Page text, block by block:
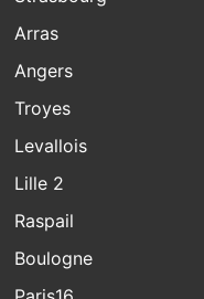
Arras
Angers
Troyes
Levallois
Lille 2
Raspail
Boulogne